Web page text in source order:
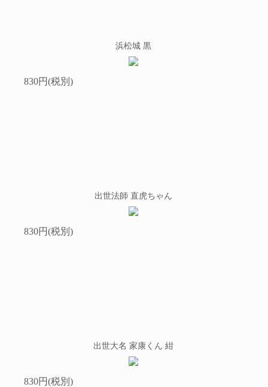
浜松城 黒
830円(税別)
出世法師 直虎ちゃん
830円(税別)
出世大名 家康くん 紺
830円(税別)